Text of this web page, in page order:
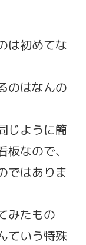
は初めてな
のはなんの
じように簡
なので、
ではありま
みたもの
ていう特殊